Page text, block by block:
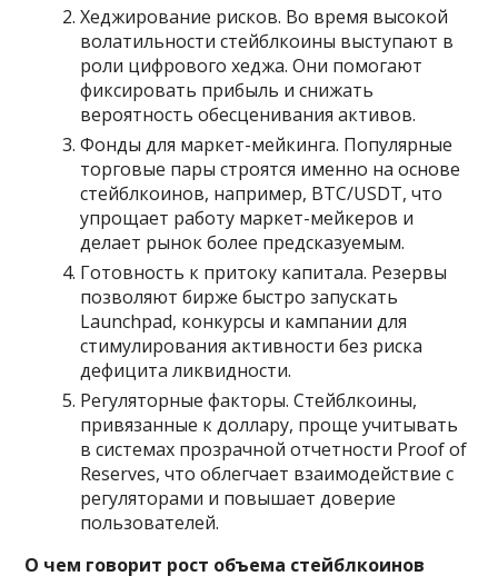
Хеджирование рисков. Во время высокой
волатильности стейблкоины выступают в
роли цифрового хеджа. Они помогают
фиксировать прибыль и снижать
вероятность обесценивания активов.
Фонды для маркет-мейкинга. Популярные
торговые пары строятся именно на основе
стейблкоинов, например, BTC/USDT, что
упрощает работу маркет-мейкеров и
делает рынок более предсказуемым.
Готовность к притоку капитала. Резервы
позволяют бирже быстро запускать
Launchpad, конкурсы и кампании для
стимулирования активности без риска
дефицита ликвидности.
Регуляторные факторы. Стейблкоины,
привязанные к доллару, проще учитывать
в системах прозрачной отчетности Proof of
Reserves, что облегчает взаимодействие с
регуляторами и повышает доверие
пользователей.
О чем говорит рост объема стейблкоинов